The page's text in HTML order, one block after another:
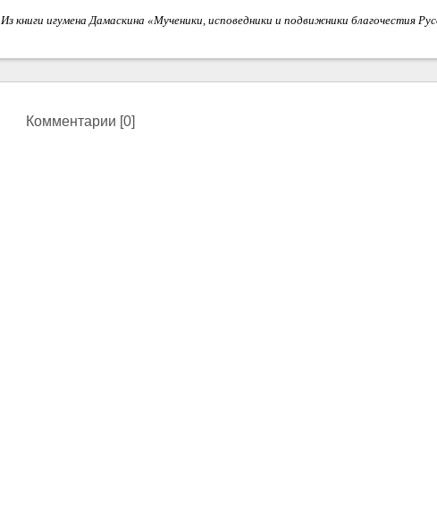
Из книги игумена Дамаскина «Мученики, исповедники и подвижники благочестия
Комментарии [0]